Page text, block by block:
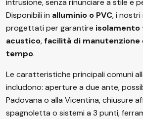
intrusione, senza rinunciare a stile e
Disponibili in alluminio o PVC, i nostri
progettati per garantire
acustico, facilità di manutenzione
tempo.
Le caratteristiche principali comuni
includono: aperture a due ante,
Padovana o alla Vicentina, chiusure
spagnoletta o sistemi a 3 punti,